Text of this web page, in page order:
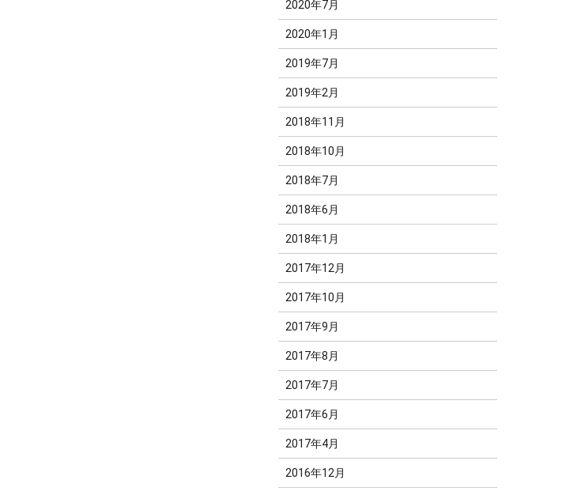
2020年7月
2020年1月
2019年7月
2019年2月
2018年11月
2018年10月
2018年7月
2018年6月
2018年1月
2017年12月
2017年10月
2017年9月
2017年8月
2017年7月
2017年6月
2017年4月
2016年12月